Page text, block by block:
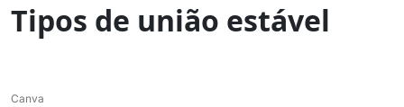
Tipos de união estável
Canva